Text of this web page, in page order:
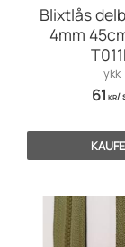
Blixtlås
4mm
ykk
61 KR/